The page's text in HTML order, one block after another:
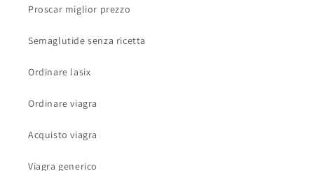
Proscar miglior prezzo
Semaglutide senza ricetta
Ordinare lasix
Ordinare viagra
Acquisto viagra
Viagra generico